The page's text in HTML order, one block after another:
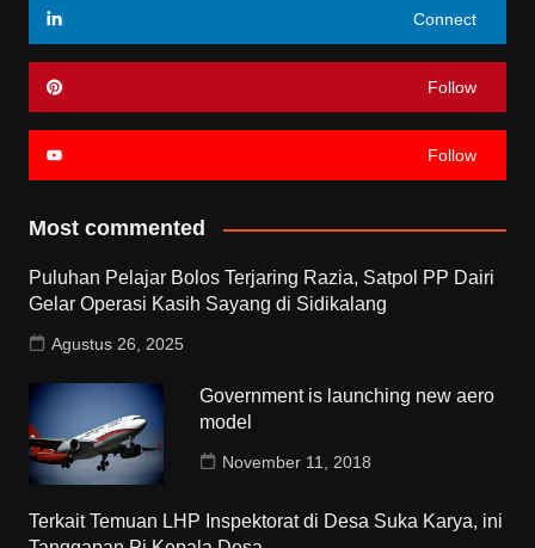
Connect
Follow
Follow
Most commented
Puluhan Pelajar Bolos Terjaring Razia, Satpol PP Dairi
Gelar Operasi Kasih Sayang di Sidikalang
Agustus 26, 2025
Government is launching new aero
model
November 11, 2018
Terkait Temuan LHP Inspektorat di Desa Suka Karya, ini